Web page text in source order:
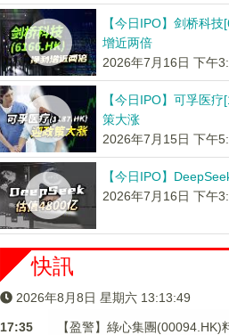
【今日IPO】剑桥科技
增近两倍
2026年7月16日 下午
【今日IPO】可孚医
策大涨
2026年7月15日 下午
【今日IPO】
2026年7月16日 下午
快訊
2026年8月8日 星期六 13:13:49
17:35
【盈警】綠心集團(00094.HK)